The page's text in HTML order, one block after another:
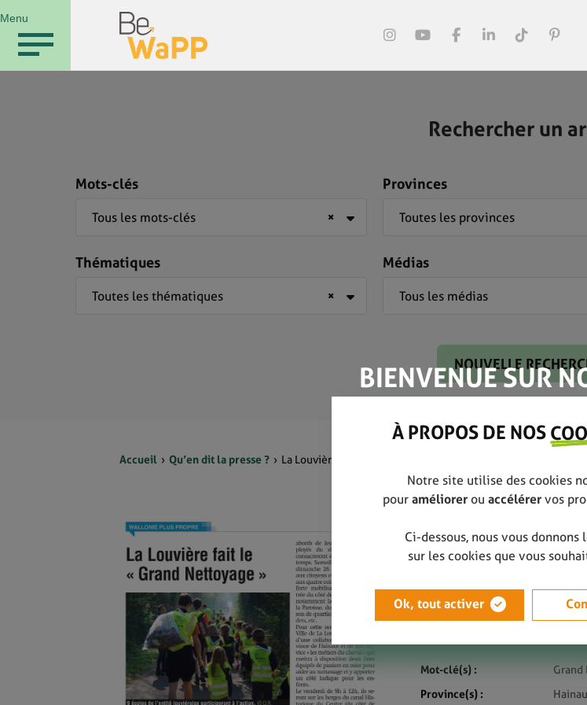
Menu
Rechercher un
Mots-clés
×
Tous les mots-clés
Provinces
Toutes les provinces
Thématiques
×
Toutes les thématiques
Médias
Tous les médias
Accueil Qu’en dit la presse ? La Louvière fait le « Grand Nettoyage »
Septembre 2021
Le Grand Nettoyage est
publique organisée par
Mot-clé(s) :
Province(s) :
BIENVENUE SUR
À PROPOS DE NOS
Notre site utilise des cookies
pour améliorer ou accélérer vos
Ci-dessous, nous vous donnons
sur les cookies que vous
Ok, tout activer